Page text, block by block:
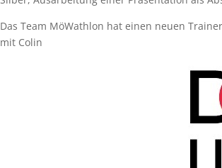
Das Team MöWathlon hat einen neuen
mit Colin